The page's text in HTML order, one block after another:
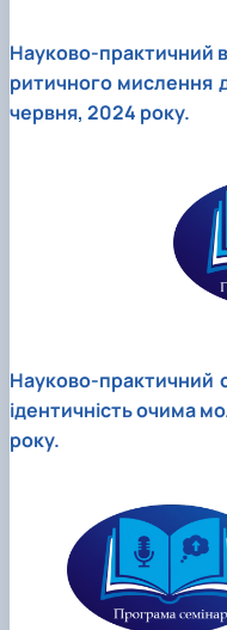
Науково-практичний
ритичного мислення
червня, 2024 року.
Науково-практичний
ідентичність очима
року.